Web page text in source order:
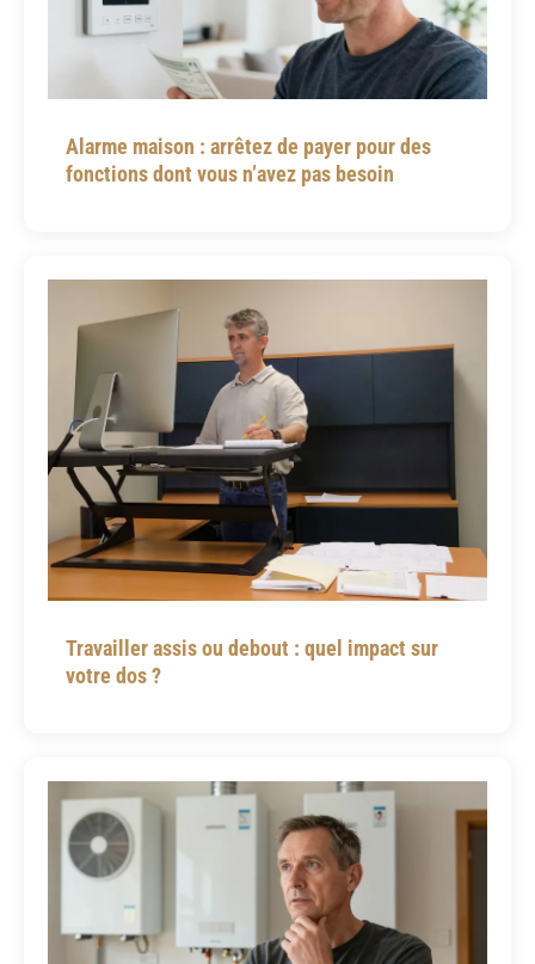
Alarme maison : arrêtez de payer pour des
fonctions dont vous n’avez pas besoin
Travailler assis ou debout : quel impact sur
votre dos ?